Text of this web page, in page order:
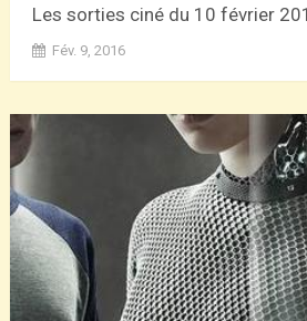
Les sorties ciné du 10 février
Fév. 9, 2016